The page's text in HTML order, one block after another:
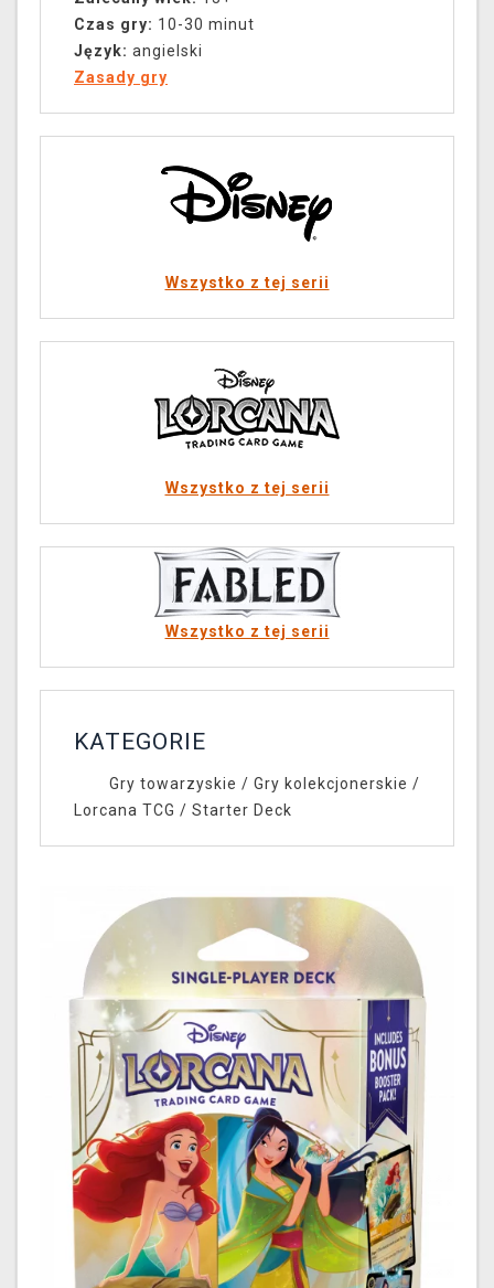
Czas gry: 10-30 minut
Język: angielski
Zasady gry
Wszystko z tej serii
Wszystko z tej serii
Wszystko z tej serii
KATEGORIE
Gry towarzyskie / Gry kolekcjonerskie /
Lorcana TCG / Starter Deck